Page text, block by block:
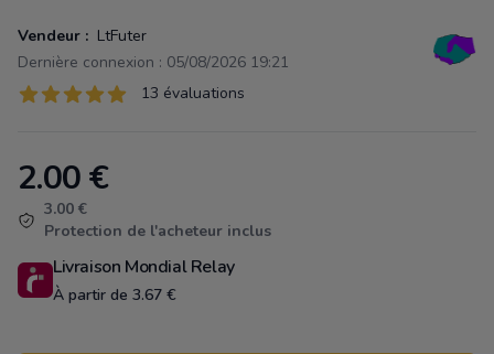
Vendeur : LtFuter
Dernière connexion : 05/08/2026 19:21
Évaluations
13 sur 5 étoiles 13 évaluations
Product information
2.00€
3.00 €
Protection de l'acheteur inclus
Livraison Mondial Relay
À partir de 3.67 €